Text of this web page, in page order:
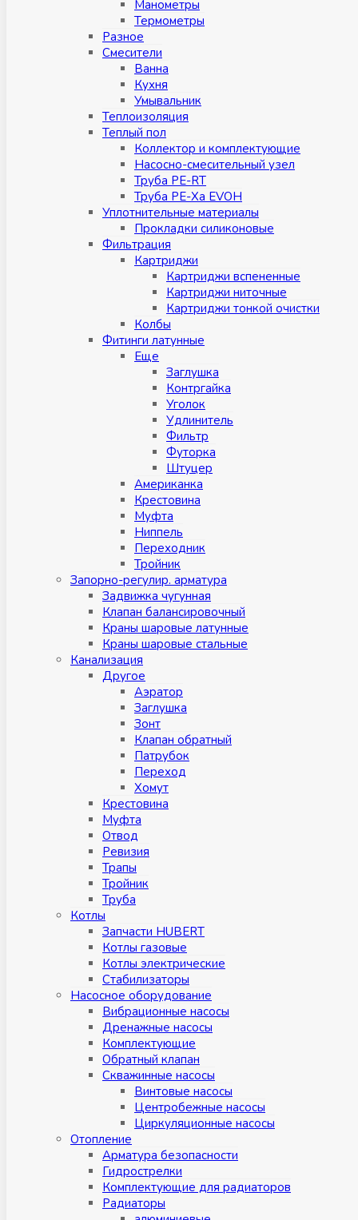
Манометры
Термометры
Разное
Смесители
Ванна
Кухня
Умывальник
Теплоизоляция
Теплый пол
Коллектор и комплектующие
Насосно-смесительный узел
Труба PE-RT
Труба PE-Xa EVOH
Уплотнительные материалы
Прокладки силиконовые
Фильтрация
Картриджи
Картриджи вспененные
Картриджи ниточные
Картриджи тонкой очистки
Колбы
Фитинги латунные
Eщe
Заглушка
Контргайка
Уголок
Удлинитель
Фильтр
Футорка
Штуцер
Американка
Крестовина
Муфта
Ниппель
Переходник
Тройник
Запорно-регулир. арматура
Задвижка чугунная
Клапан балансировочный
Краны шаровые латунные
Краны шаровые стальные
Канализация
Другое
Аэратор
Заглушкa
Зонт
Клапан обратный
Патрубок
Переход
Хомут
Крестовина
Муфтa
Отвод
Ревизия
Трапы
Тройник
Труба
Котлы
Запчасти HUBERT
Котлы газовые
Котлы электрические
Стабилизаторы
Насосное оборудование
Вибрационные насосы
Дренажные насосы
Комплектующие
Обратный клапан
Скважинные насосы
Винтовые насосы
Центробежные насосы
Циркуляционные насосы
Отопление
Арматура безопасности
Гидрострелки
Комплектующие для радиаторов
Радиаторы